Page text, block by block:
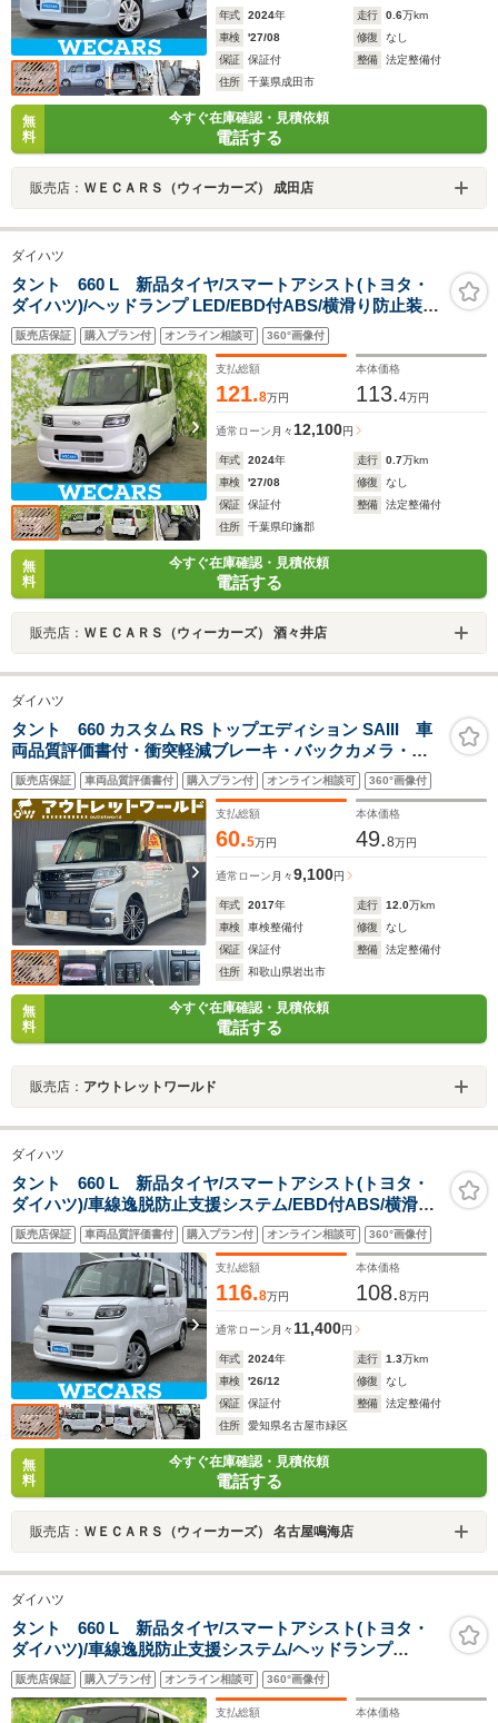
年式 2024年 走行 0.6万km
車検
'27/08 修復
なし
保証
保証付 整備
法定整備付
住所
千葉県成田市
無
料
今すぐ在庫確認・見積依頼
電話する
販売店： ＷＥＣＡＲＳ（ウィーカーズ） 成田店
ダイハツ
タント 660 L 新品タイヤ/スマートアシスト(トヨタ・
ダイハツ)/ヘッドランプ LED/EBD付ABS/横滑り防止装
置/アイドリングストップ/禁煙車/エアバッグ 運転席/エア
バッグ 助手席/衝突安全ボディ
販売店保証 購入プラン付 オンライン相談可 360°画像付
支払総額
121.8万円
本体価格
113.4万円
通常ローン 月々12,100円
年式 2024年 走行 0.7万km
車検
'27/08 修復
なし
保証
保証付 整備
法定整備付
住所
千葉県印旛郡
無
料
今すぐ在庫確認・見積依頼
電話する
販売店： ＷＥＣＡＲＳ（ウィーカーズ） 酒々井店
ダイハツ
タント 660 カスタム RS トップエディション SAIII 車
両品質評価書付・衝突軽減ブレーキ・バックカメラ・ナ
ビ・Bluetooth・シートヒーター・オートハイビーム・両
側パワースライドドア・プッシュスタート・DVD・CD・
オートエアコン・スマートアシスト
販売店保証 車両品質評価書付 購入プラン付 オンライン相談可 360°画像付
支払総額
60.5万円
本体価格
49.8万円
通常ローン 月々9,100円
年式 2017年 走行 12.0万km
車検
車検整備付 修復
なし
保証
保証付 整備
法定整備付
住所
和歌山県岩出市
無
料
今すぐ在庫確認・見積依頼
電話する
販売店： アウトレットワールド
ダイハツ
タント 660 L 新品タイヤ/スマートアシスト(トヨタ・
ダイハツ)/車線逸脱防止支援システム/EBD付ABS/横滑り
防止装置/アイドリングストップ/禁煙車/エアバッグ 運転
席/エアバッグ 助手席/パワーウインドウ
販売店保証 車両品質評価書付 購入プラン付 オンライン相談可 360°画像付
支払総額
116.8万円
本体価格
108.8万円
通常ローン 月々 11,400円
年式 2024年 走行 1.3万km
車検
'26/12 修復
なし
保証
保証付 整備
法定整備付
住所
愛知県名古屋市緑区
無
料
今すぐ在庫確認・見積依頼
電話する
販売店： ＷＥＣＡＲＳ（ウィーカーズ） 名古屋鳴海店
ダイハツ
タント 660 L 新品タイヤ/スマートアシスト(トヨタ・
ダイハツ)/車線逸脱防止支援システム/ヘッドランプ
LED/EBD付ABS/横滑り防止装置/アイドリングストップ/
衝突安全ボディ/パワーウインドウ
販売店保証 購入プラン付 オンライン相談可 360°画像付
支払総額 本体価格